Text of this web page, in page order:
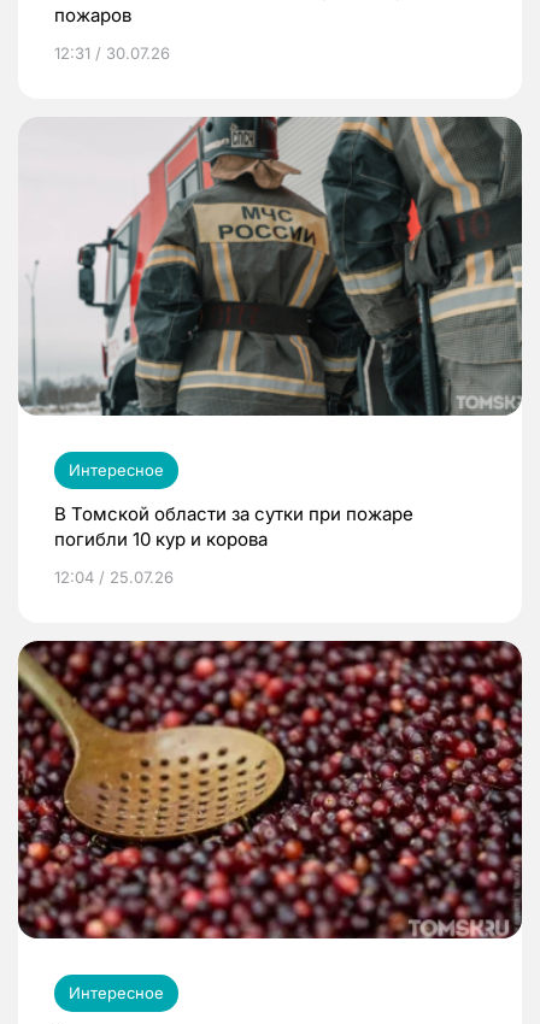
пожаров
12:31 / 30.07.26
Интересное
В Томской области за сутки при пожаре
погибли 10 кур и корова
12:04 / 25.07.26
Интересное